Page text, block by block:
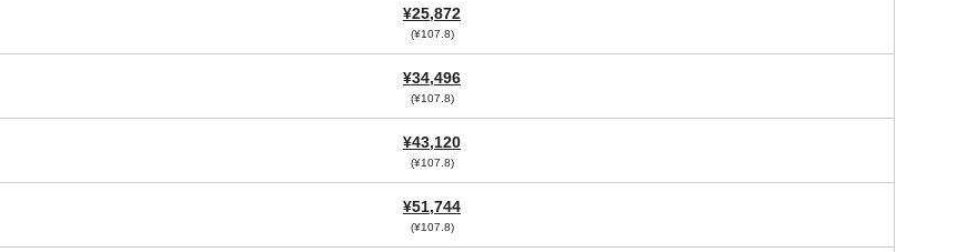
¥25,872
(¥107.8)
¥34,496
(¥107.8)
¥43,120
(¥107.8)
¥51,744
(¥107.8)